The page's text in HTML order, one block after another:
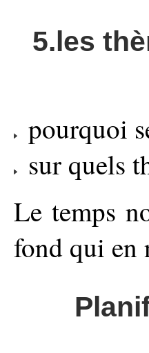
5.les
pourquoi
sur quels
Le temps
fond qui en